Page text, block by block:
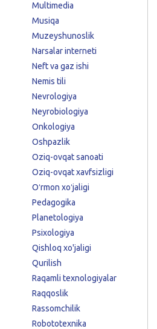
Multimedia
Musiqa
Muzeyshunoslik
Narsalar interneti
Neft va gaz ishi
Nemis tili
Nevrologiya
Neyrobiologiya
Onkologiya
Oshpazlik
Oziq-ovqat sanoati
Oziq-ovqat xavfsizligi
Oʻrmon xoʻjaligi
Pedagogika
Planetologiya
Psixologiya
Qishloq xo'jaligi
Qurilish
Raqamli texnologiyalar
Raqqoslik
Rassomchilik
Robototexnika